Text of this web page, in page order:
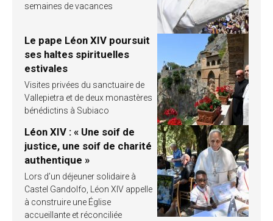
semaines de vacances
Le pape Léon XIV poursuit
ses haltes spirituelles
estivales
Visites privées du sanctuaire de
Vallepietra et de deux monastères
bénédictins à Subiaco
Léon XIV : « Une soif de
justice, une soif de charité
authentique »
Lors d’un déjeuner solidaire à
Castel Gandolfo, Léon XIV appelle
à construire une Église
accueillante et réconciliée